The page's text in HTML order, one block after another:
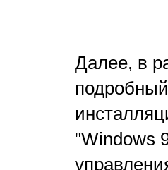
Далее, в
"Windows